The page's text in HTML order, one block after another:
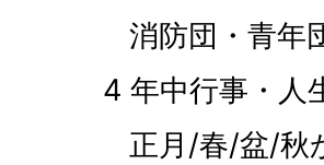
消防団・青年団
4 年中行事・人
正月/春/盆/秋か